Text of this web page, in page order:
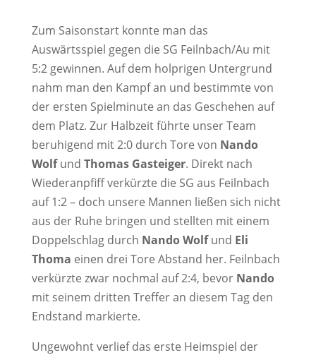
Zum Saisonstart konnte man das
Auswärtsspiel gegen die SG Feilnbach/Au mit
5:2 gewinnen. Auf dem holprigen Untergrund
nahm man den Kampf an und bestimmte von
der ersten Spielminute an das Geschehen auf
dem Platz. Zur Halbzeit führte unser Team
beruhigend mit 2:0 durch Tore von Nando
Wolfund Thomas Gasteiger. Direkt nach
Wiederanpfiff verkürzte die SG aus Feilnbach
auf 1:2 – doch unsere Mannen ließen sich nicht
aus der Ruhe bringen und stellten mit einem
Doppelschlag durch Nando Wolfund Eli
Thoma einen drei Tore Abstand her. Feilnbach
verkürzte zwar nochmal auf 2:4, bevor Nando
mit seinem dritten Treffer an diesem Tag den
Endstand markierte.
Ungewohnt verlief das erste Heimspiel der